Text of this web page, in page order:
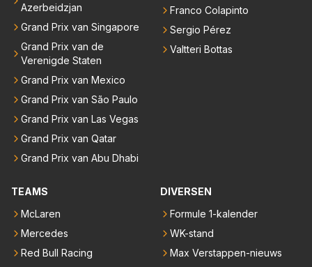
Azerbeidzjan
Grand Prix van Singapore
Grand Prix van de
Verenigde Staten
Grand Prix van Mexico
Grand Prix van São Paulo
Grand Prix van Las Vegas
Grand Prix van Qatar
Grand Prix van Abu Dhabi
Franco Colapinto
Sergio Pérez
Valtteri Bottas
TEAMS
McLaren
Mercedes
Red Bull Racing
DIVERSEN
Formule 1-kalender
WK-stand
Max Verstappen-nieuws